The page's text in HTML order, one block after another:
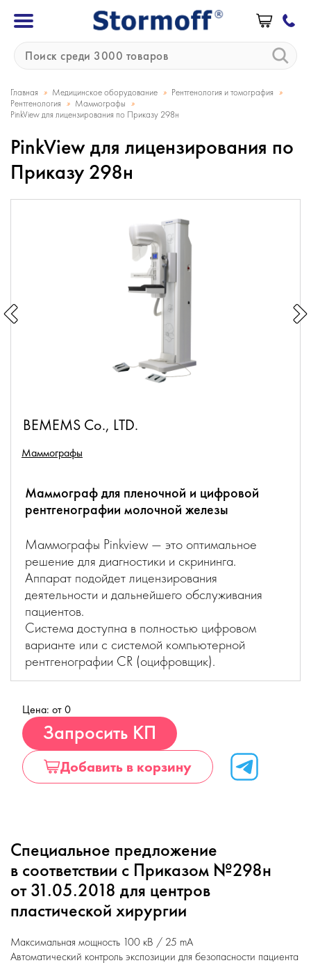
Главная » Медицинское оборудование » Рентгенология и томография »
Рентгенология » Маммографы »
PinkView для лицензирования по Приказу 298н
PinkView для лицензирования по
Приказу 298н
BEMEMS Co., LTD.
Маммографы
Маммограф для пленочной и цифровой
рентгенографии молочной железы
Маммографы Pinkview — это оптимальное
решение для диагностики и скрининга.
Аппарат подойдет лицензирования
деятельности и дальнейшего обслуживания
пациентов.
Система доступна в полностью цифровом
варианте или c системой компьютерной
рентгенографии CR (оцифровщик).
Цена: от 0
Запросить КП
Добавить в корзину
Специальное предложение
в соответствии с Приказом №298н
от 31.05.2018 для центров
пластической хирургии
Максимальная мощность 100 кВ / 25 mA
Автоматический контроль экспозиции для безопасности пациента